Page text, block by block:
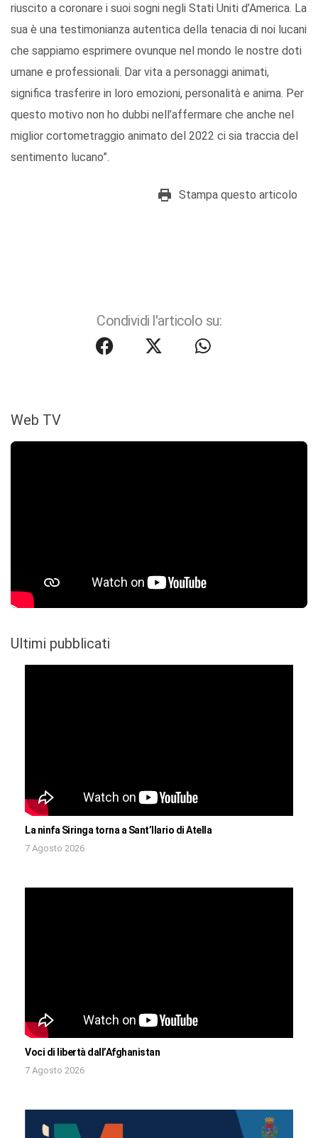
riuscito a coronare i suoi sogni negli Stati Uniti d’America. La
sua è una testimonianza autentica della tenacia di noi lucani
che sappiamo esprimere ovunque nel mondo le nostre doti
umane e professionali. Dar vita a personaggi animati,
significa trasferire in loro emozioni, personalità e anima. Per
questo motivo non ho dubbi nell’affermare che anche nel
miglior cortometraggio animato del 2022 ci sia traccia del
sentimento lucano”.
Stampa questo articolo
Condividi l'articolo su:
Web TV
Ultimi pubblicati
La ninfa Siringa torna a Sant’Ilario di Atella
7 Agosto 2026
Voci di libertà dall’Afghanistan
7 Agosto 2026